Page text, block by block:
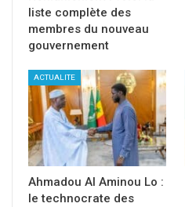
liste complète des
membres du nouveau
gouvernement
ACTUALITE
Ahmadou Al Aminou Lo :
le technocrate des